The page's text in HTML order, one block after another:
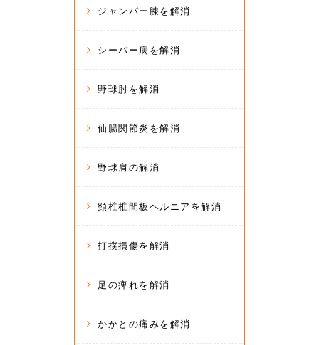
ジャンパー膝を解消
シーバー病を解消
野球肘を解消
仙腸関節炎を解消
野球肩の解消
頸椎椎間板ヘルニアを解消
打撲損傷を解消
足の痺れを解消
かかとの痛みを解消